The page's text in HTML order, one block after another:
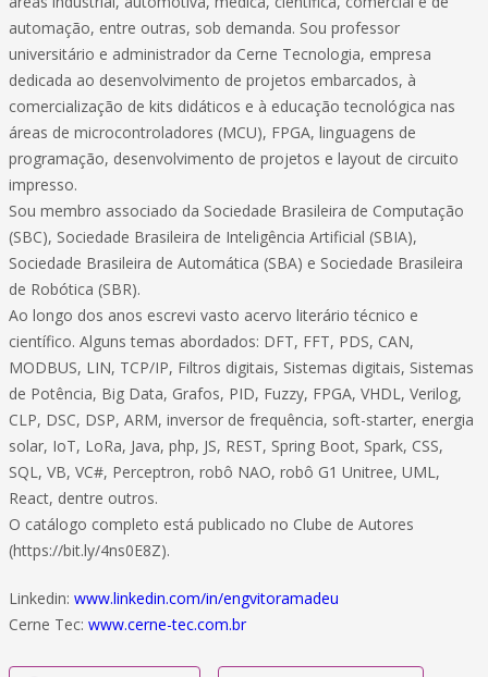
automação, entre outras, sob demanda. Sou professor
universitário e administrador da Cerne Tecnologia, empresa
dedicada ao desenvolvimento de projetos embarcados, à
comercialização de kits didáticos e à educação tecnológica nas
áreas de microcontroladores (MCU), FPGA, linguagens de
programação, desenvolvimento de projetos e layout de circuito
impresso.
Sou membro associado da Sociedade Brasileira de Computação
(SBC), Sociedade Brasileira de Inteligência Artificial (SBIA),
Sociedade Brasileira de Automática (SBA) e Sociedade Brasileira
de Robótica (SBR).
Ao longo dos anos escrevi vasto acervo literário técnico e
científico. Alguns temas abordados: DFT, FFT, PDS, CAN,
MODBUS, LIN, TCP/IP, Filtros digitais, Sistemas digitais, Sistemas
de Potência, Big Data, Grafos, PID, Fuzzy, FPGA, VHDL, Verilog,
CLP, DSC, DSP, ARM, inversor de frequência, soft-starter, energia
solar, IoT, LoRa, Java, php, JS, REST, Spring Boot, Spark, CSS,
SQL, VB, VC#, Perceptron, robô NAO, robô G1 Unitree, UML,
React, dentre outros.
O catálogo completo está publicado no Clube de Autores
(https://bit.ly/4ns0E8Z).
Linkedin: www.linkedin.com/in/engvitoramadeu
Cerne Tec: www.cerne-tec.com.br